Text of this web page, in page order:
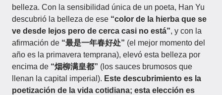
belleza. Con la sensibilidad única de un poeta, Han Yu
descubrió la belleza de ese “color de la hierba que se
ve desde lejos pero de cerca casi no está”, y con la
afirmación de “最是一年春好处” (el mejor momento del
año es la primavera temprana), elevó esta belleza por
encima de “烟柳满皇都” (los sauces brumosos que
llenan la capital imperial). Este descubrimiento es la
poetización de la vida cotidiana; esta elección es